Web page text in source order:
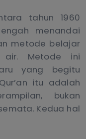
tahun 1960
menandai
metode belajar
air. Metode ini
yang begitu
itu adalah
bukan
Kedua hal